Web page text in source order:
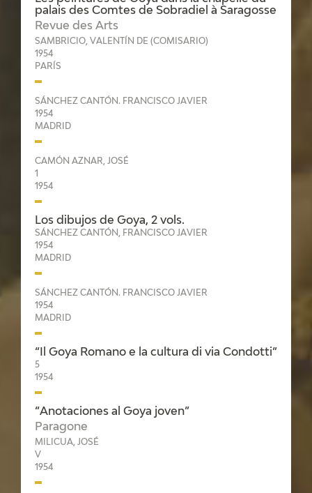
palais des Comtes de Sobradiel à Saragosse
Revue des Arts
SAMBRICIO, VALENTÍN DE (COMISARIO)
1954
PARÍS
SÁNCHEZ CANTÓN. FRANCISCO JAVIER
1954
MADRID
CAMÓN AZNAR, JOSÉ
1
1954
Los dibujos de Goya, 2 vols.
SÁNCHEZ CANTÓN, FRANCISCO JAVIER
1954
MADRID
SÁNCHEZ CANTÓN. FRANCISCO JAVIER
1954
MADRID
“Il Goya Romano e la cultura di via Condotti”
5
1954
“Anotaciones al Goya joven”
Paragone
MILICUA, JOSÉ
V
1954